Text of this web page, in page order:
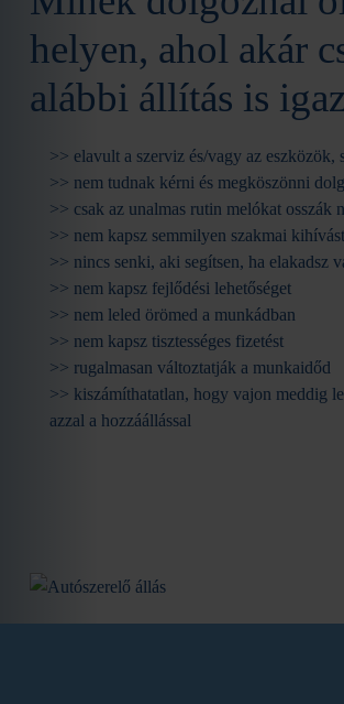
helyen, ahol akár
alábbi állítás is
>> elavult a szerviz és/vagy az eszközök,
>> nem tudnak kérni és megköszönni
>> csak az unalmas rutin melókat osszák
>> nem kapsz semmilyen szakmai kihívást
>> nincs senki, aki segítsen, ha elakadsz
>> nem kapsz fejlődési lehetőséget
>> nem leled örömed a munkádban
>> nem kapsz tisztességes fizetést
>> rugalmasan változtatják a munkaidőd
>> kiszámíthatatlan, hogy vajon meddig
azzal a hozzáállással